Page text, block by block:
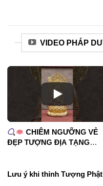
VIDEO PHÁP
CHIÊM NGƯỠNG VẺ
ĐẸP TƯỢNG ĐỊA TẠNG
#tuongphat
Lưu ý khi thỉnh Tượng Phật